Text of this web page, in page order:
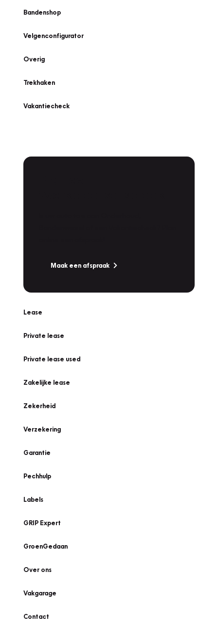
Bandenshop
Velgenconfigurator
Overig
Trekhaken
Vakantiecheck
Maak een afspraak
Lease
Private lease
Private lease used
Zakelijke lease
Zekerheid
Verzekering
Garantie
Pechhulp
Labels
GRIP Expert
GroenGedaan
Over ons
Vakgarage
Contact